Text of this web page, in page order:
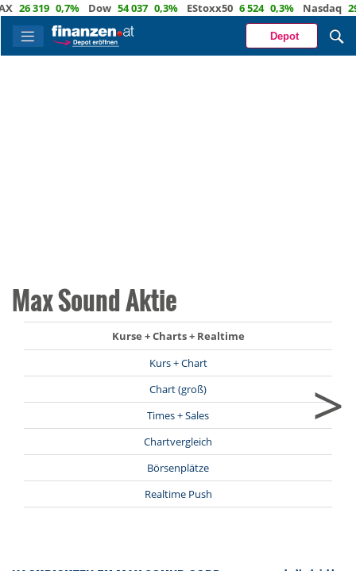
319 0,7% Dow 54 037 0,3% EStoxx50 6 524 0,3% Nasdaq 29
Depot
Max Sound Aktie
Kurse + Charts + Realtime
Kurs + Chart
Chart (groß)
Times + Sales
Chartvergleich
Börsenplätze
Realtime Push
>